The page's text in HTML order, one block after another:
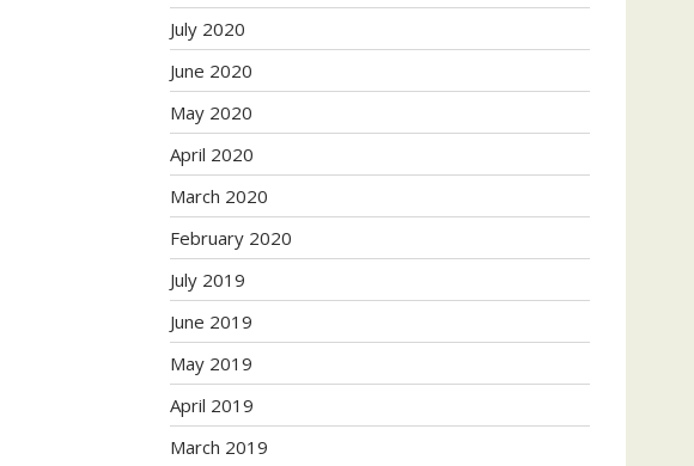
July 2020
June 2020
May 2020
April 2020
March 2020
February 2020
July 2019
June 2019
May 2019
April 2019
March 2019